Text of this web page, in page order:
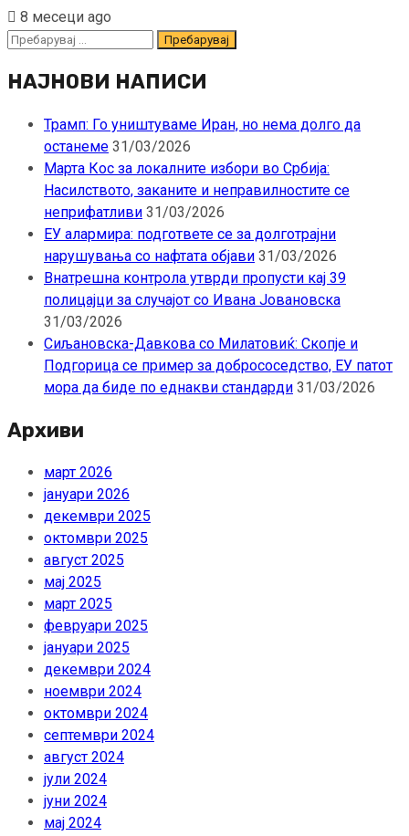
8 месеци ago
Пребарувај
НАЈНОВИ НАПИСИ
Трамп: Го уништуваме Иран, но нема долго да
останеме 31/03/2026
Марта Кос за локалните избори во Србија:
Насилството, заканите и неправилностите се
неприфатливи 31/03/2026
ЕУ алармира: подгответе се за долготрајни
нарушувања со нафтата објави 31/03/2026
Внатрешна контрола утврди пропусти кај 39
полицајци за случајот со Ивана Јовановска
31/03/2026
Сиљановска-Давкова со Милатовиќ: Скопје и
Подгорица се пример за добрососедство, ЕУ патот
мора да биде по еднакви стандарди 31/03/2026
Архиви
март 2026
јануари 2026
декември 2025
октомври 2025
август 2025
мај 2025
март 2025
февруари 2025
јануари 2025
декември 2024
ноември 2024
октомври 2024
септември 2024
август 2024
јули 2024
јуни 2024
мај 2024